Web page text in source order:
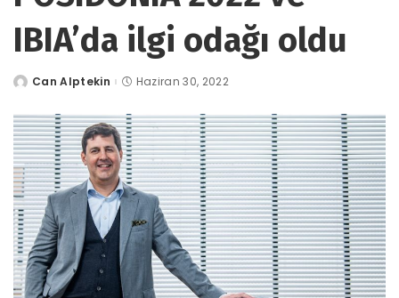
IBIA’da ilgi odağı oldu
tarafından
Can Alptekin Haziran 30, 2022